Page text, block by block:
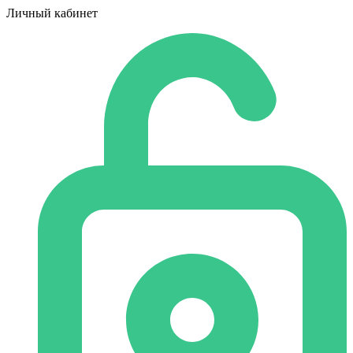
Личный кабинет